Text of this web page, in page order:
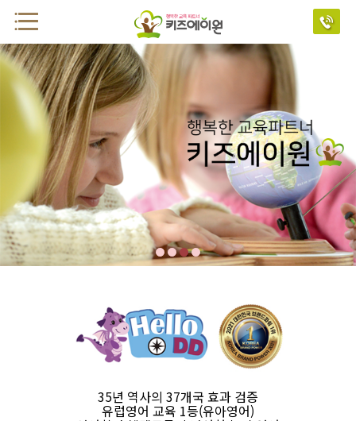
35년 역사의 37개국 효과 검증
유럽영어 교육 1등(유아영어)